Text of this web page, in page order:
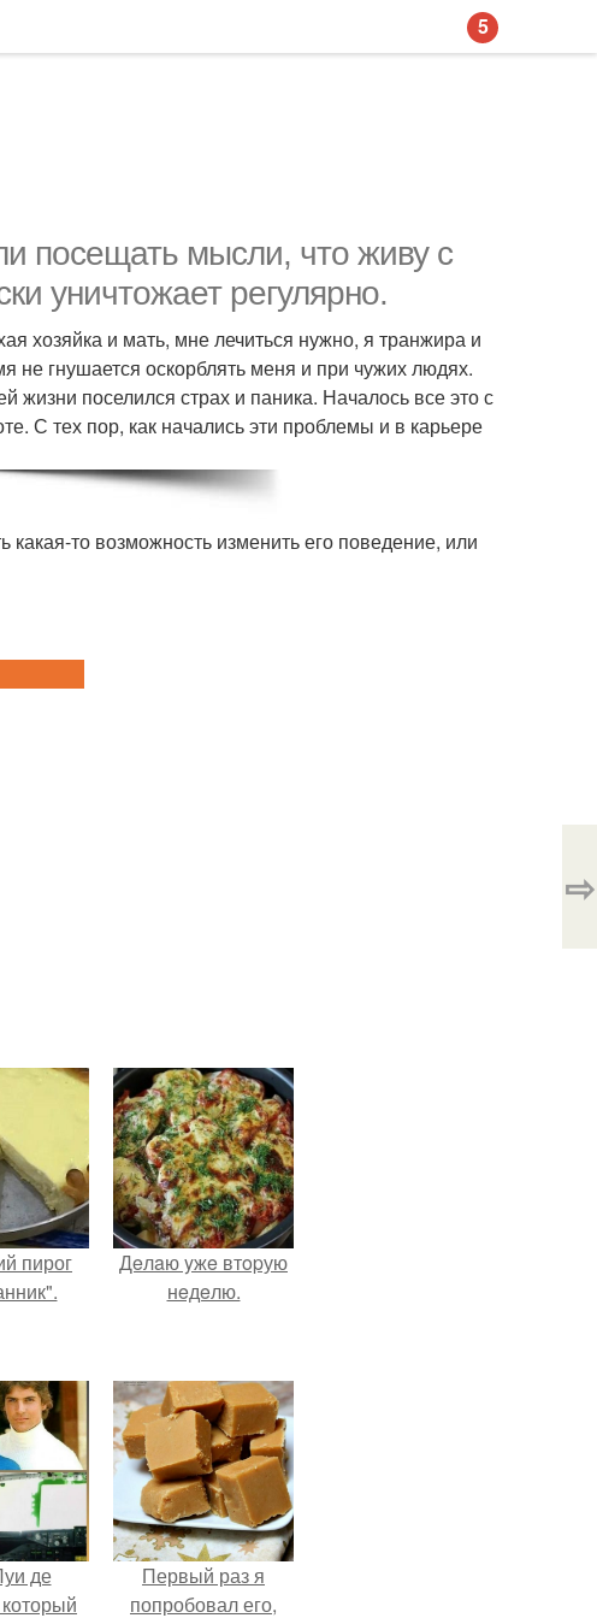
посещать мысли, что живу с
уничтожает регулярно.
хозяйка и мать, мне лечиться нужно, я транжира и
гнушается оскорблять меня и при чужих людях.
жизни поселился страх и паника. Началось все это с
С тех пор, как начались эти проблемы и в карьере
то возможность изменить его поведение, или
⇨
пирог
Дeлaю yжe втopую
нeдeлю.
де
Первый раз я
попробовал его,
5